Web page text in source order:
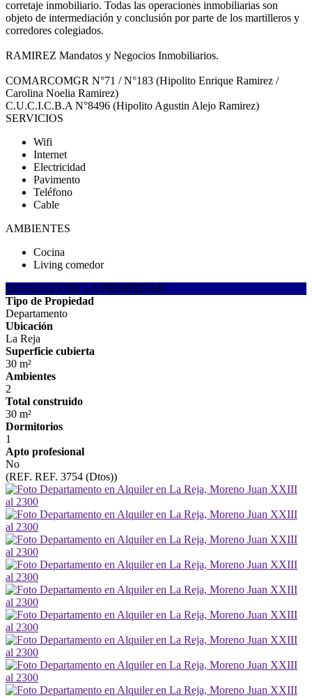
corretaje inmobiliario. Todas las operaciones inmobiliarias son
objeto de intermediación y conclusión por parte de los martilleros y
corredores colegiados.
RAMIREZ Mandatos y Negocios Inmobiliarios.
COMARCOMGR N°71 / N°183 (Hipolito Enrique Ramirez /
Carolina Noelia Ramirez)
C.U.C.I.C.B.A N°8496 (Hipolito Agustin Alejo Ramirez)
SERVICIOS
Wifi
Internet
Electricidad
Pavimento
Teléfono
Cable
AMBIENTES
Cocina
Living comedor
DETALLES DE LA PROPIEDAD
Tipo de Propiedad
Departamento
Ubicación
La Reja
Superficie cubierta
30 m²
Ambientes
2
Total construido
30 m²
Dormitorios
1
Apto profesional
No
(REF. REF. 3754 (Dtos))